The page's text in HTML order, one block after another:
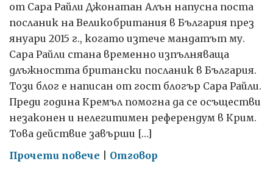
от Сара Райли Джонатан Алън напусна поста
посланик на Великобритания в България през
януари 2015 г., когато изтече мандатът му.
Сара Райли стана временно изпълняваща
длъжността британски посланик в България.
Този блог е написан от гост блогър Сара Райли.
Преди година Кремъл помогна да се осъществи
незаконен и нелегитимен референдум в Крим.
Това действие завърши […]
Прочети повече onОтговор